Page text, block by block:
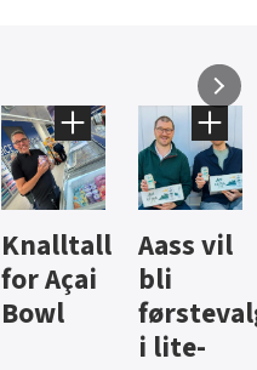
Brus og
jus fra
Berentsen
Hard
iste fra
Hansa